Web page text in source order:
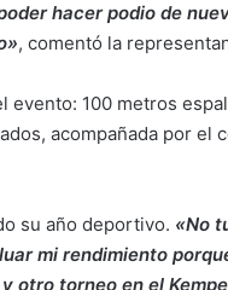
hacer podio de
, comentó la
100 metros
acompañada por el
su año deportivo. «No
mi rendimiento
otro torneo en el